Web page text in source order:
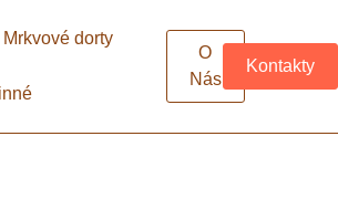
Mrkvové dorty
O
Nás
Kontakty